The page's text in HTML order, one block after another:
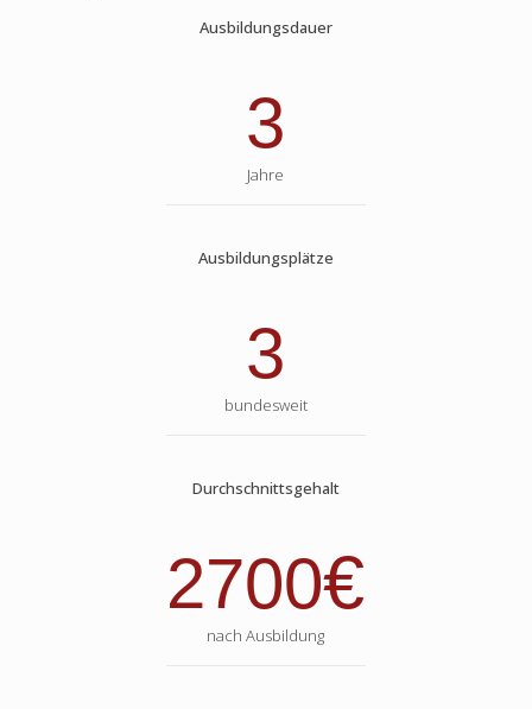
Ausbildungsdauer
3
Jahre
Ausbildungsplätze
3
bundesweit
Durchschnittsgehalt
2700€
nach Ausbildung